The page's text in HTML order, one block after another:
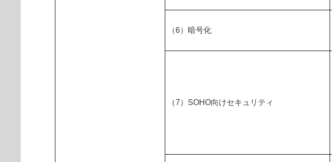
（6）暗号化
（7）SOHO向けセキュリティ